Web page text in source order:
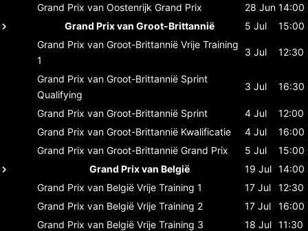
Grand Prix van Oostenrijk Grand Prix 28 Jun 14:00
Grand Prix van Groot-Brittannië
5 Jul
15:00
Grand Prix van Groot-Brittannië Vrije Training
1
3 Jul 12:30
Grand Prix van Groot-Brittannië Sprint
Qualifying
3 Jul 16:30
Grand Prix van Groot-Brittannië Sprint 4 Jul
12:00
Grand Prix van Groot-Brittannië Kwalificatie 4 Jul
16:00
Grand Prix van Groot-Brittannië Grand Prix 5 Jul
15:00
Grand Prix van België
19 Jul 14:00
Grand Prix van België Vrije Training 1 17 Jul
12:30
Grand Prix van België Vrije Training 2 17 Jul
16:00
Grand Prix van België Vrije Training 3 18 Jul 11:30